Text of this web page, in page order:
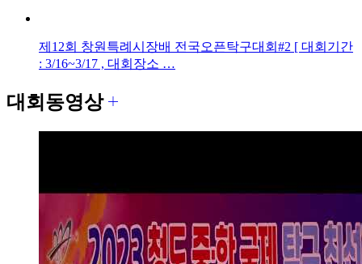
제12회 창원특례시장배 전국오픈탁구대회#2 [ 대회기간
: 3/16~3/17 , 대회장소 …
대회동영상